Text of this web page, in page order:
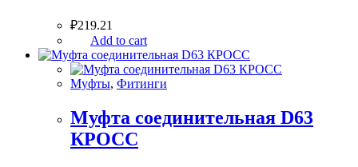
₽219.21
Add to cart
Муфты, Фитинги
Муфта соединительная D63
КРОСС